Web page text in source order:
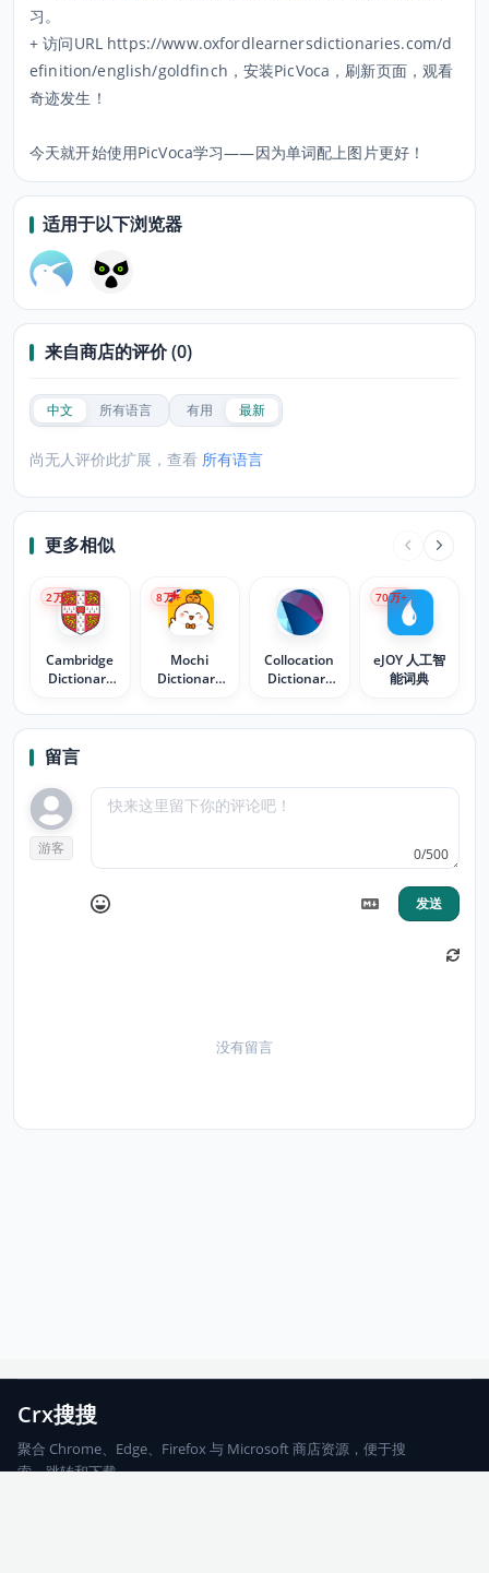
习。
+ 访问URL https://www.oxfordlearnersdictionaries.com/d
efinition/english/goldfinch，安装PicVoca，刷新页面，观看
奇迹发生！
今天就开始使用PicVoca学习——因为单词配上图片更好！
适用于以下浏览器
来自商店的评价 (0)
中文 所有语言 有用 最新
尚无人评价此扩展，查看 所有语言
更多相似
Cambridge
Dictionary
2万+
Mochi
Dictionary
8万+
Collocation
Dictionary
eJOY 人工智
能词典
70万+
留言
游客 0/500
发送
没有留言
Crx搜搜
聚合 Chrome、Edge、Firefox 与 Microsoft 商店资源，便于搜
索、跳转和下载。